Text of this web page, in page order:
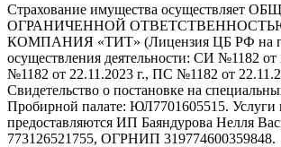
Страхование имущества осуществляет
ОГРАНИЧЕННОЙ
КОМПАНИЯ «ТИТ» (Лицензия ЦБ РФ на
осуществления деятельности: СИ №1182 от
№1182 от 22.11.2023 г., ПС №1182 от
Свидетельство о постановке на
Пробирной палате: ЮЛ7701605515. Услуги
предоставляются ИП Баяндурова Нелля
773126521755, ОГРНИП 319774600359848.